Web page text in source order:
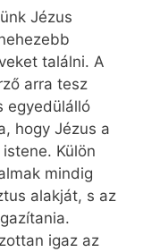
Jézus
találni. A
arra tesz
egyedülálló
hogy Jézus a
Külön
mindig
alakját, s az
igaz az